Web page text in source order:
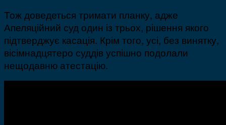
Тож доведеться тримати планку, адже
Апеляційний суд один із трьох, рішення якого
підтверджує касація. Крім того, усі, без винятку,
вісімнадцятеро суддів успішно подолали
нещодавню атестацію.